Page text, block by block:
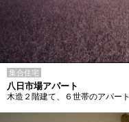
集合住宅
八日市場アパート
木造２階建て、６世帯のアパート